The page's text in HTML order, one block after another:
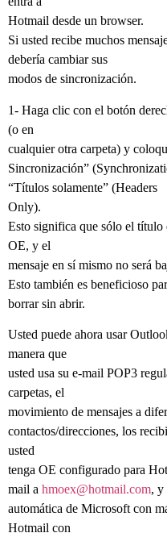
Hotmail desde un browser.
Si usted recibe muchos
debería cambiar sus
modos de sincronización.
1- Haga clic con el botón
(o en
cualquier otra carpeta) y
Sincronización”
“Títulos solamente” (Headers
Only).
Esto significa que sólo el título
OE, y el
mensaje en sí mismo no será
Esto también es beneficioso
borrar sin abrir.
Usted puede ahora usar
manera que
usted usa su e-mail POP3
carpetas, el
movimiento de mensajes a
contactos/direcciones, los
usted
tenga OE configurado para
mail a hmoex@hotmail.com, y
automática de Microsoft con
Hotmail con